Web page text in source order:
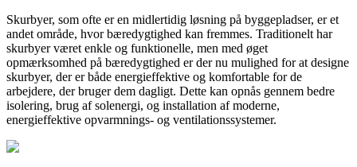
Skurbyer, som ofte er en midlertidig løsning på byggepladser, er et
andet område, hvor bæredygtighed kan fremmes. Traditionelt har
skurbyer været enkle og funktionelle, men med øget
opmærksomhed på bæredygtighed er der nu mulighed for at designe
skurbyer, der er både energieffektive og komfortable for de
arbejdere, der bruger dem dagligt. Dette kan opnås gennem bedre
isolering, brug af solenergi, og installation af moderne,
energieffektive opvarmnings- og ventilationssystemer.